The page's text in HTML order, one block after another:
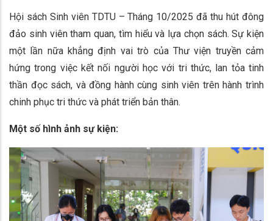
Hội sách Sinh viên TDTU – Tháng 10/2025 đã thu hút đông
đảo sinh viên tham quan, tìm hiểu và lựa chọn sách. Sự kiện
một lần nữa khẳng định vai trò của Thư viện truyền cảm
hứng trong việc kết nối người học với tri thức, lan tỏa tinh
thần đọc sách, và đồng hành cùng sinh viên trên hành trình
chinh phục tri thức và phát triển bản thân.
Một số hình ảnh sự kiện: